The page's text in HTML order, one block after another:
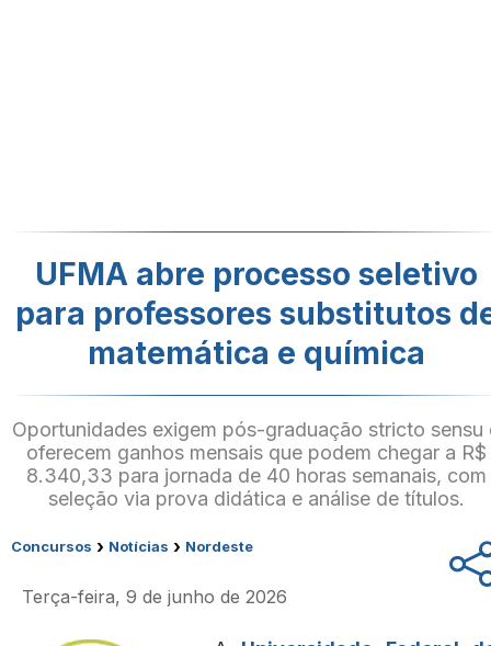
UFMA abre processo seletivo
para professores substitutos
matemática e química
Oportunidades exigem pós-graduação stricto sensu
oferecem ganhos mensais que podem chegar a R$
8.340,33 para jornada de 40 horas semanais, com
seleção via prova didática e análise de títulos.
Concursos › Notícias › Nordeste
Terça-feira, 9 de junho de 2026